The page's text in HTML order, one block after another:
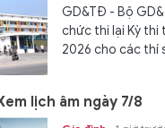
GD&TĐ - Bộ
chức thi lại Kỳ thi
2026 cho các thí
lịch âm ngày 7/8